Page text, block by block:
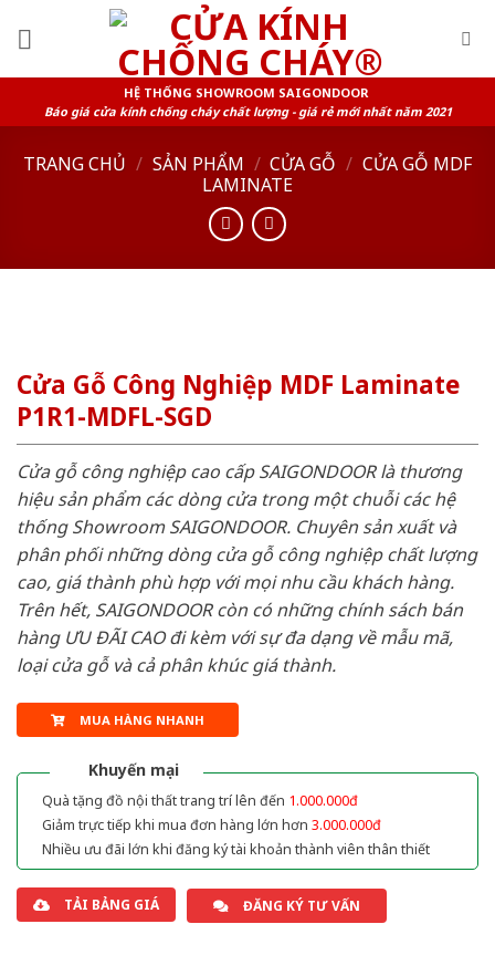
HỆ THỐNG SHOWROOM SAIGONDOOR
Báo giá cửa kính chống cháy chất lượng - giá rẻ mới nhất năm 2021
TRANG CHỦ / SẢN PHẨM / CỬA GỖ / CỬA GỖ MDF
LAMINATE
Cửa Gỗ Công Nghiệp MDF Laminate
P1R1-MDFL-SGD
Cửa gỗ công nghiệp cao cấp SAIGONDOOR là thương
hiệu sản phẩm các dòng cửa trong một chuỗi các hệ
thống Showroom SAIGONDOOR. Chuyên sản xuất và
phân phối những dòng cửa gỗ công nghiệp chất lượng
cao, giá thành phù hợp với mọi nhu cầu khách hàng.
Trên hết, SAIGONDOOR còn có những chính sách bán
hàng ƯU ĐÃI CAO đi kèm với sự đa dạng về mẫu mã,
loại cửa gỗ và cả phân khúc giá thành.
MUA HÀNG NHANH
Khuyến mại
Quà tặng đồ nội thất trang trí lên đến 1.000.000đ
Giảm trực tiếp khi mua đơn hàng lớn hơn 3.000.000đ
Nhiều ưu đãi lớn khi đăng ký tài khoản thành viên thân thiết
TẢI BẢNG GIÁ ĐĂNG KÝ TƯ VẤN